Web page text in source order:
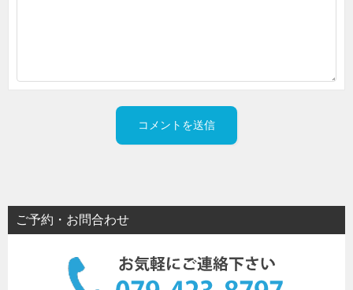
ご予約・お問合わせ